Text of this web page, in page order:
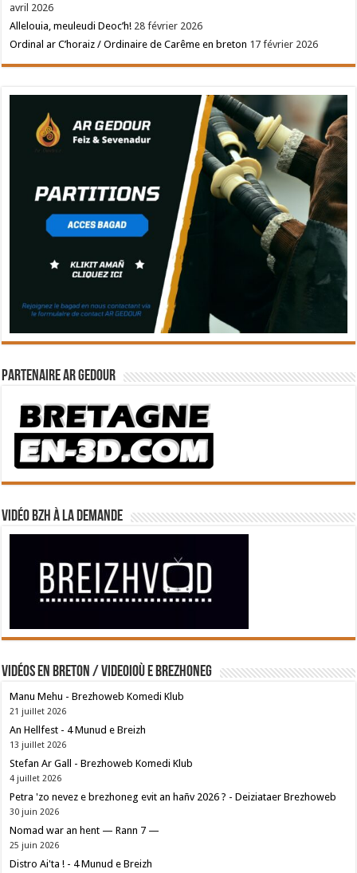
avril 2026
Allelouia, meuleudi Deoc’h! 28 février 2026
Ordinal ar C’horaiz / Ordinaire de Carême en breton 17 février 2026
Partenaire Ar Gedour
Vidéo BZH à la demande
Vidéos en breton / Videoioù e brezhoneg
Manu Mehu - Brezhoweb Komedi Klub
21 juillet 2026
An Hellfest - 4 Munud e Breizh
13 juillet 2026
Stefan Ar Gall - Brezhoweb Komedi Klub
4 juillet 2026
Petra 'zo nevez e brezhoneg evit an hañv 2026 ? - Deiziataer Brezhoweb
30 juin 2026
Nomad war an hent — Rann 7 —
25 juin 2026
Distro Ai'ta ! - 4 Munud e Breizh